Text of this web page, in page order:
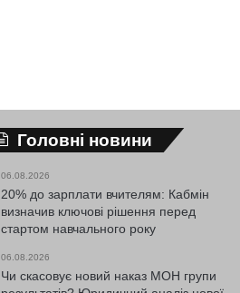
Головні новини
06.08.2026
20% до зарплати вчителям: Кабмін
визначив ключові рішення перед
стартом навчального року
06.08.2026
Чи скасовує новий наказ МОН групи